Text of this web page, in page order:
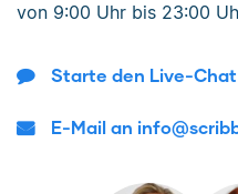
von 9:00 Uhr bis 23:00
Starte den Live-Chat
E-Mail an